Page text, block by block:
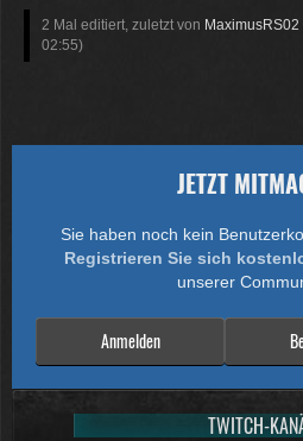
2 Mal editiert, zuletzt von MaximusRS02
02:55)
JETZT
Sie haben noch kein
Registrieren Sie sich
unserer
Anmelden
TWITCH-